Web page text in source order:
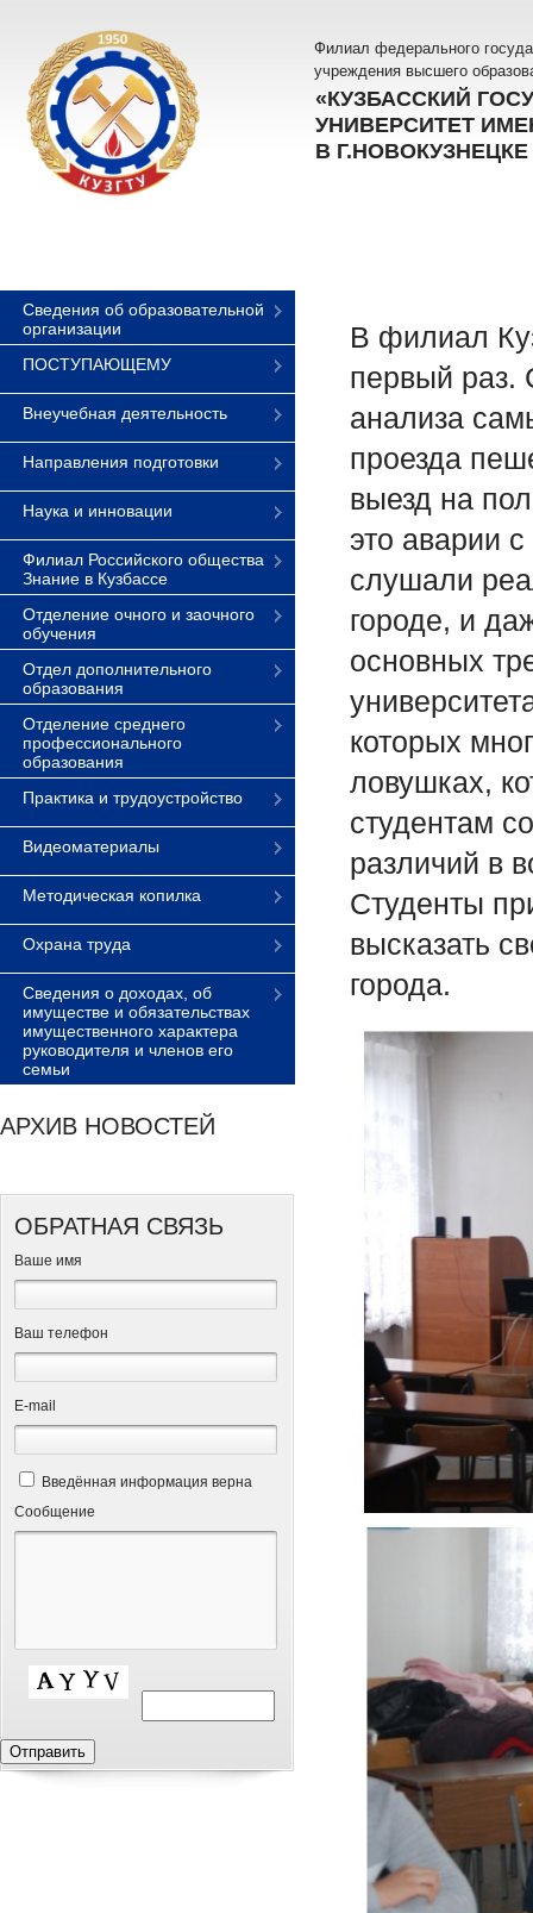
Филиал федерального
учреждения высшего
«КУЗБАССКИЙ
УНИВЕРСИТЕТ
В Г.НОВОКУЗНЕЦКЕ
Сведения об образовательной
организации
ПОСТУПАЮЩЕМУ
Внеучебная деятельность
Направления подготовки
Наука и инновации
Филиал Российского общества
Знание в Кузбассе
Отделение очного и заочного
обучения
Отдел дополнительного
образования
Отделение среднего
профессионального
образования
Практика и трудоустройство
Видеоматериалы
Методическая копилка
Охрана труда
Сведения о доходах, об
имуществе и обязательствах
имущественного характера
руководителя и членов его
семьи
АРХИВ НОВОСТЕЙ
ОБРАТНАЯ СВЯЗЬ
Ваше имя
Ваш телефон
Е-mail
Введённая информация верна
Сообщение
В филиал
первый раз.
анализа
проезда
выезд на
это аварии
слушали
городе, и
основных
которых
ловушках,
студентам
различий в
Студенты
высказать
города.